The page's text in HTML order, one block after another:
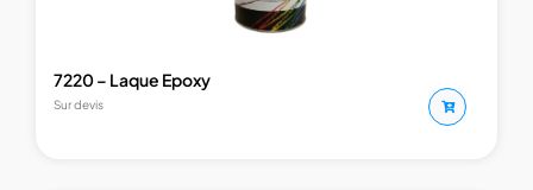
7220 – Laque Epoxy
Sur devis